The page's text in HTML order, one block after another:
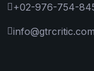
+02-976-754-
info@gtrcritic.com